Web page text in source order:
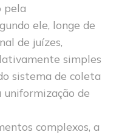
pela
ele, longe de
de juízes,
simples
sistema de coleta
uniformização de
complexos, a